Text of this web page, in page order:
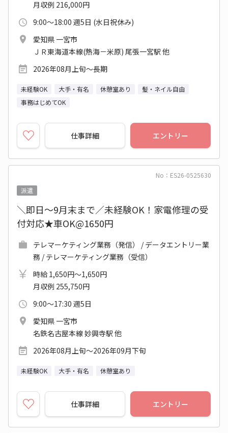
月収例 216,000円
9:00～18:00 週5日 (水日祝休み)
愛知県 一宮市
ＪＲ東海道本線(熱海－米原) 尾張一宮駅 他
2026年08月上旬～長期
未経験OK 大手・有名 休憩室あり
髪・ネイル自由
事務はじめてOK
仕事詳細 エントリー
No：ES26-0525630
派遣
＼即日～9月末まで／未経験OK！家電修理の受
付対応★車OK@1650円
テレマーケティング業務（発信） / データエントリー業
務 / テレマーケティング業務（受信）
時給 1,650円～1,650円
月収例 255,750円
9:00～17:30 週5日
愛知県 一宮市
名鉄名古屋本線 妙興寺駅 他
2026年08月上旬～2026年09月下旬
未経験OK 大手・有名 休憩室あり
仕事詳細 エントリー